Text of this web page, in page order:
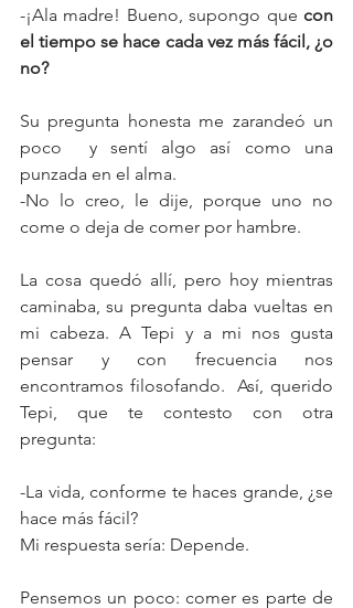
-¡Ala madre! Bueno, supongo que con
el tiempo se hace cada vez más fácil, ¿o
no?
Su pregunta honesta me zarandeó un
poco  y sentí algo así como una
punzada en el alma.
-No lo creo, le dije, porque uno no
come o deja de comer por hambre.
La cosa quedó allí, pero hoy mientras
caminaba, su pregunta daba vueltas en
mi cabeza. A Tepi y a mi nos gusta
pensar y con frecuencia nos
encontramos filosofando.  Así, querido
Tepi, que te contesto con otra
pregunta:
-La vida, conforme te haces grande, ¿se
hace más fácil?
Mi respuesta sería: Depende.
Pensemos un poco: comer es parte de